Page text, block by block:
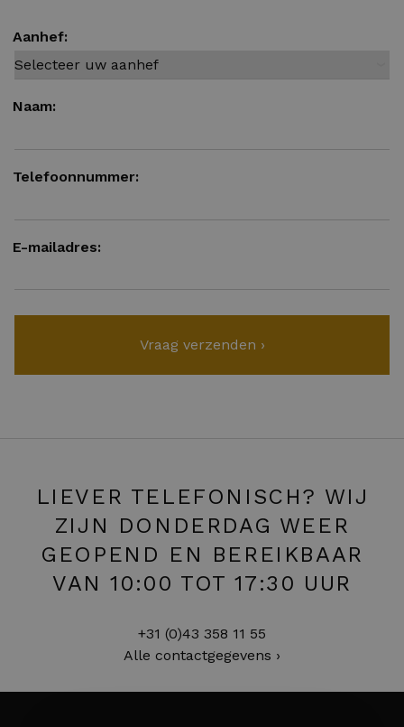
Aanhef:
Naam:
Telefoonnummer:
E-mailadres:
LIEVER TELEFONISCH? WIJ
ZIJN DONDERDAG WEER
GEOPEND EN BEREIKBAAR
VAN 10:00 TOT 17:30 UUR
+31 (0)43 358 11 55
Alle contactgegevens ›